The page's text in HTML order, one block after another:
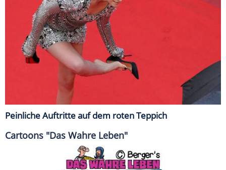
Peinliche Auftritte auf dem roten Teppich
Cartoons "Das Wahre Leben"